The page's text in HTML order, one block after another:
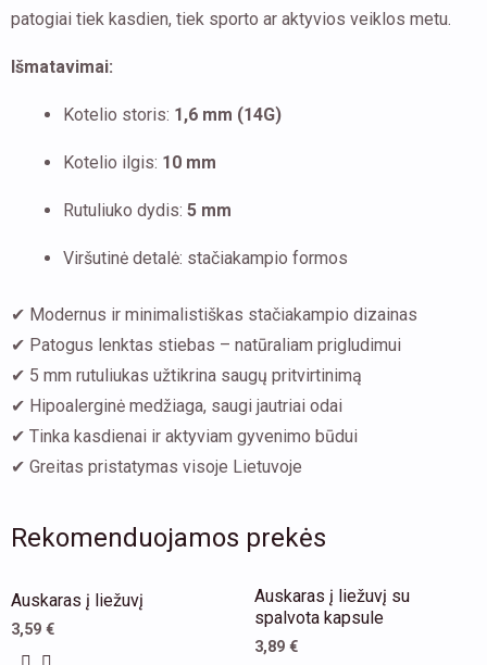
patogiai tiek kasdien, tiek sporto ar aktyvios veiklos metu.
Išmatavimai:
Kotelio storis: 1,6 mm (14G)
Kotelio ilgis: 10 mm
Rutuliuko dydis: 5 mm
Viršutinė detalė: stačiakampio formos
✔ Modernus ir minimalistiškas stačiakampio dizainas
✔ Patogus lenktas stiebas – natūraliam prigludimui
✔ 5 mm rutuliukas užtikrina saugų pritvirtinimą
✔ Hipoalerginė medžiaga, saugi jautriai odai
✔ Tinka kasdienai ir aktyviam gyvenimo būdui
✔ Greitas pristatymas visoje Lietuvoje
Rekomenduojamos prekės
Auskaras į liežuvį
3,59 €
product
Auskaras į liežuvį su
spalvota kapsule
3,89 €
This
product
has